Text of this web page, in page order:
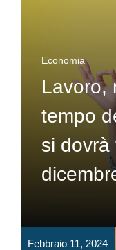
Economia
Lavoro,
tempo
si dovrà
Febbraio 11, 2024